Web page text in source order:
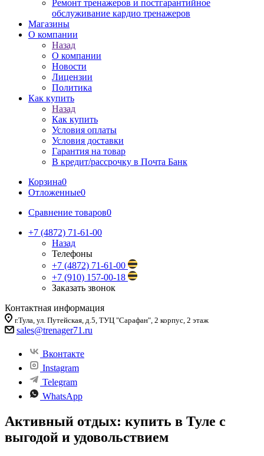
Ремонт тренажеров и постгарантийное
обслуживание кардио тренажеров
Магазины
О компании
Назад
О компании
Новости
Лицензии
Политика
Как купить
Назад
Как купить
Условия оплаты
Условия доставки
Гарантия на товар
В кредит/рассрочку в Почта Банк
Корзина0
Отложенные0
Сравнение товаров0
+7 (4872) 71-61-00
Назад
Телефоны
+7 (4872) 71-61-00
+7 (910) 157-00-18
Заказать звонок
Контактная информация
г.Тула, ул. Путейская, д.5, ТУЦ "Сарафан", 2 корпус, 2 этаж
sales@trenager71.ru
Вконтакте
Instagram
Telegram
WhatsApp
Активный отдых: купить в Туле с
выгодой и удовольствием